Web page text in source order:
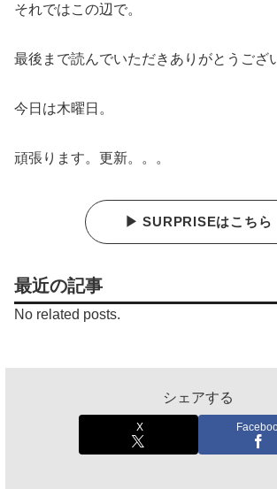
それではこの辺で。
最後まで読んでいただきありがとうござ
今日は木曜日。
頑張ります。更新。。。
▶ SURPRISEはこちら
最近の記事
No related posts.
シェアする
X